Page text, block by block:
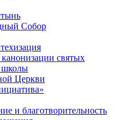
Собор
святых
школы
Церкви
и благотворительность